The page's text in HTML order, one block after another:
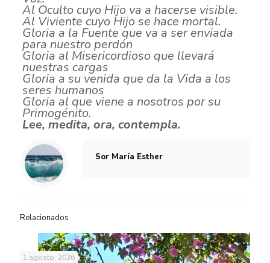
Al Oculto cuyo Hijo va a hacerse visible.
Al Viviente cuyo Hijo se hace mortal.
Gloria a la Fuente que va a ser enviada
para nuestro perdón
Gloria al Misericordioso que llevará
nuestras cargas
Gloria a su venida que da la Vida a los
seres humanos
Gloria al que viene a nosotros por su
Primogénito.
Lee, medita, ora, contempla.
Sor María Esther
Relacionados
1 agosto, 2026